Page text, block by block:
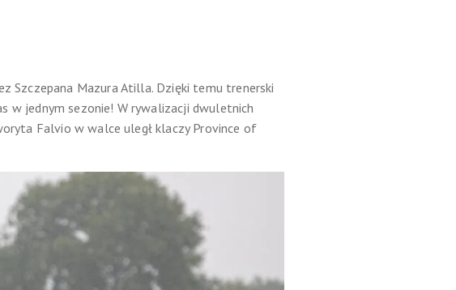
Szczepana Mazura Atilla. Dzięki temu trenerski
w jednym sezonie! W rywalizacji dwuletnich
Falvio w walce uległ klaczy Province of